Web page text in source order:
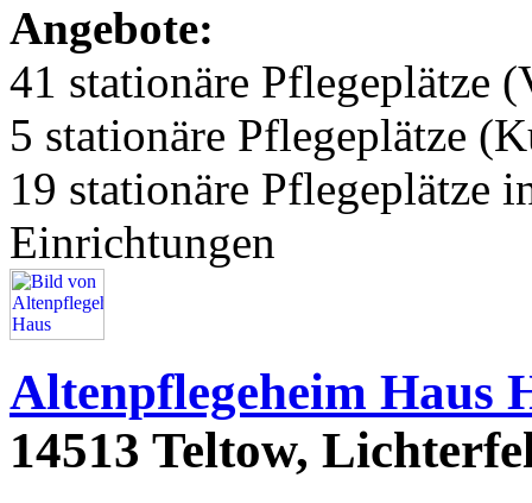
Angebote:
41 stationäre Pflegeplätze
5 stationäre Pflegeplätze
19 stationäre Pflegeplätze
Einrichtungen
Altenpflegeheim Haus
14513 Teltow,